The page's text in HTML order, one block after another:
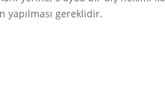
gereklidir.